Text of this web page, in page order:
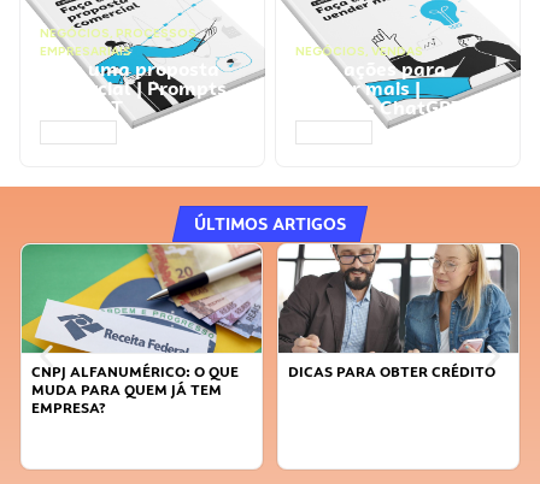
NEGÓCIOS, PROCESSOS
EMPRESARIAIS
Faça uma proposta
comercial | Prompts
ChatGPT
NEGÓCIOS, VENDAS
Faça ações para
vender mais |
Prompts ChatGPT
ÚLTIMOS ARTIGOS
CNPJ ALFANUMÉRICO: O QUE
MUDA PARA QUEM JÁ TEM
EMPRESA?
DICAS PARA OBTER CRÉDITO